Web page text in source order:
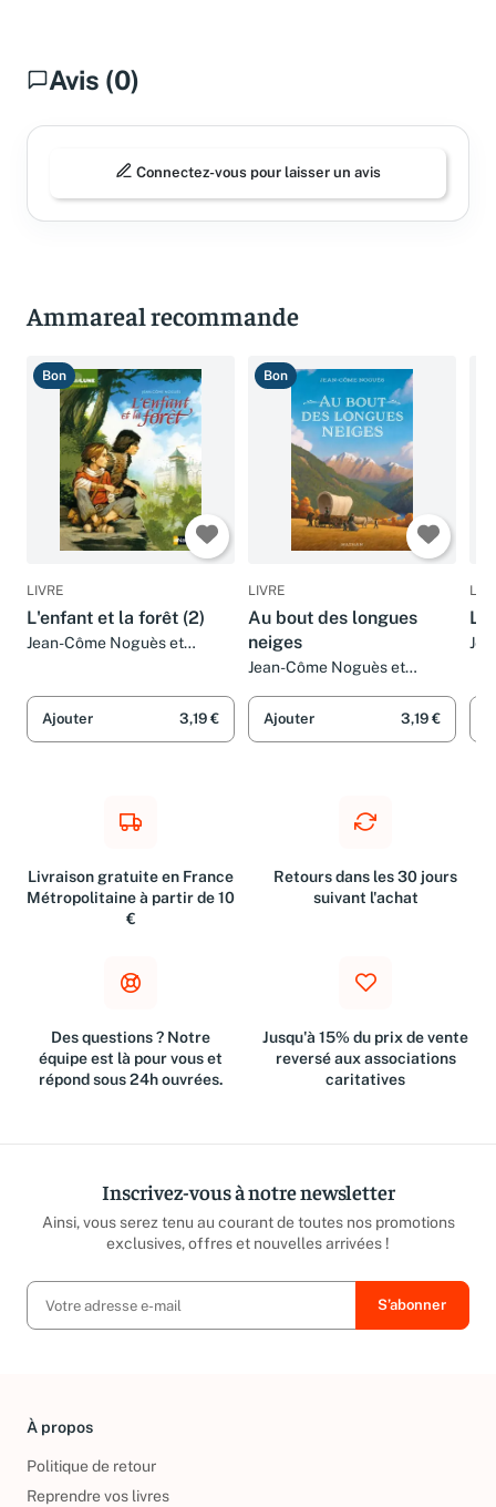
Avis (0)
Connectez-vous pour laisser un avis
Ammareal recommande
Bon
LIVRE
L'enfant et la forêt (2)
Jean-Côme Noguès et
Ajouter 3,19 €
Bon
LIVRE
Au bout des longues
neiges
Jean-Côme Noguès et
Ajouter 3,19 €
Le
Livraison gratuite en France
Métropolitaine à partir de 10
€
Retours dans les 30 jours
suivant l'achat
Des questions ? Notre
équipe est là pour vous et
répond sous 24h ouvrées.
Jusqu'à 15% du prix de vente
reversé aux associations
caritatives
Inscrivez-vous à notre newsletter
Ainsi, vous serez tenu au courant de toutes nos promotions
exclusives, offres et nouvelles arrivées !
À propos
Politique de retour
Reprendre vos livres